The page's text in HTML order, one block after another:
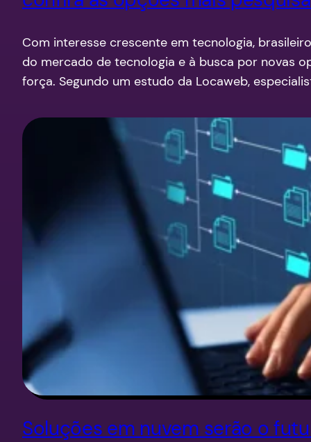
Com interesse crescente em tecnologia,
do mercado de tecnologia e à busca por novas
força. Segundo um estudo da Locaweb,
Soluções em nuvem serão o